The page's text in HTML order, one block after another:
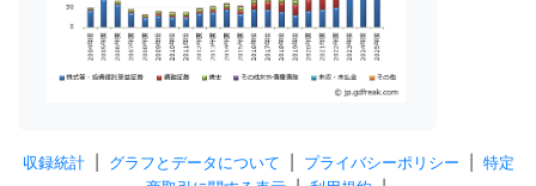
収録統計| グラフとデータについて プライバシーポリシー
特定